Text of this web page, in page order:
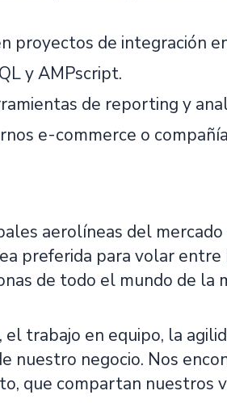
proyectos de integración
y AMPscript.
de reporting y
e-commerce o
aerolíneas del
preferida para volar
de todo el mundo de la
trabajo en equipo, la
nuestro negocio. Nos
que compartan nuestros